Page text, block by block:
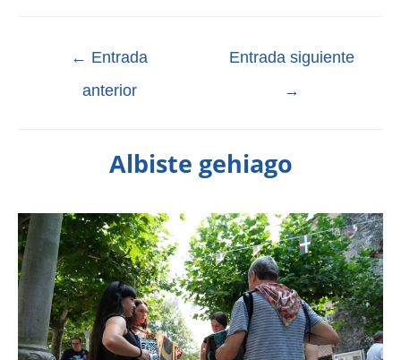
← Entrada
anterior
Entrada siguiente
→
Albiste gehiago